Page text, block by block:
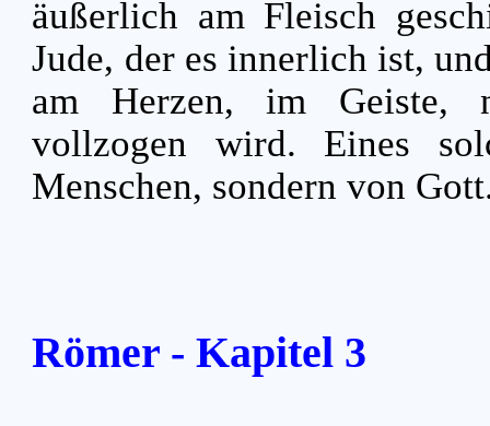
äußerlich am Fleisch
Jude, der es innerlich ist,
am Herzen, im Geiste,
vollzogen wird. Eines
Menschen, sondern von
Römer - Kapitel 3